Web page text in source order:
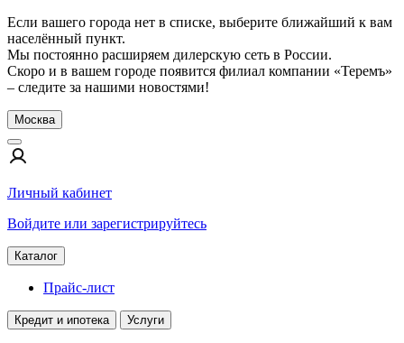
Если вашего города нет в списке, выберите ближайший к вам
населённый пункт.
Мы постоянно расширяем дилерскую сеть в России.
Скоро и в вашем городе появится филиал компании «Теремъ»
– следите за нашими новостями!
Москва
Личный кабинет
Войдите или зарегистрируйтесь
Каталог
Прайс-лист
Кредит и ипотека Услуги